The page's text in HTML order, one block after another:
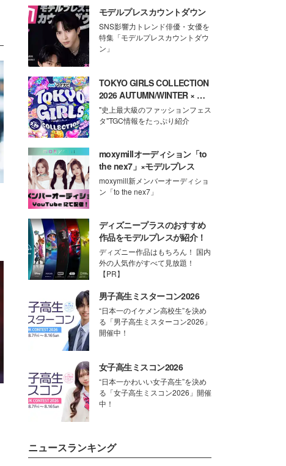
モデルプレスカウントダウン
SNS影響力トレンド俳優・女優を
特集「モデルプレスカウントダウ
ン」
TOKYO GIRLS COLLECTION
2026 AUTUMN/WINTER × モ
デルプレス
"史上最大級のファッションフェス
タ"TGC情報をたっぷり紹介
moxymillオーディション「to
the nex7」×モデルプレス
moxymill新メンバーオーディショ
ン「to the nex7」
ディズニープラスのおすすめ
作品をモデルプレスが紹介！
ディズニー作品はもちろん！ 国内
外の人気作がすべて見放題！
【PR】
男子高生ミスターコン2026
“日本一のイケメン高校生”を決め
る「男子高生ミスターコン2026」
開催中！
女子高生ミスコン2026
“日本一かわいい女子高生”を決め
る「女子高生ミスコン2026」開催
中！
ニュースランキング